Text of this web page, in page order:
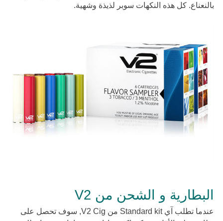
بالنعناع. كل هذه النكهات سوبر لذيذة وشهية.
البطارية و الشحن من V2
عندما تطلب آي Standard kit من V2 Cig, سوف تحصل على